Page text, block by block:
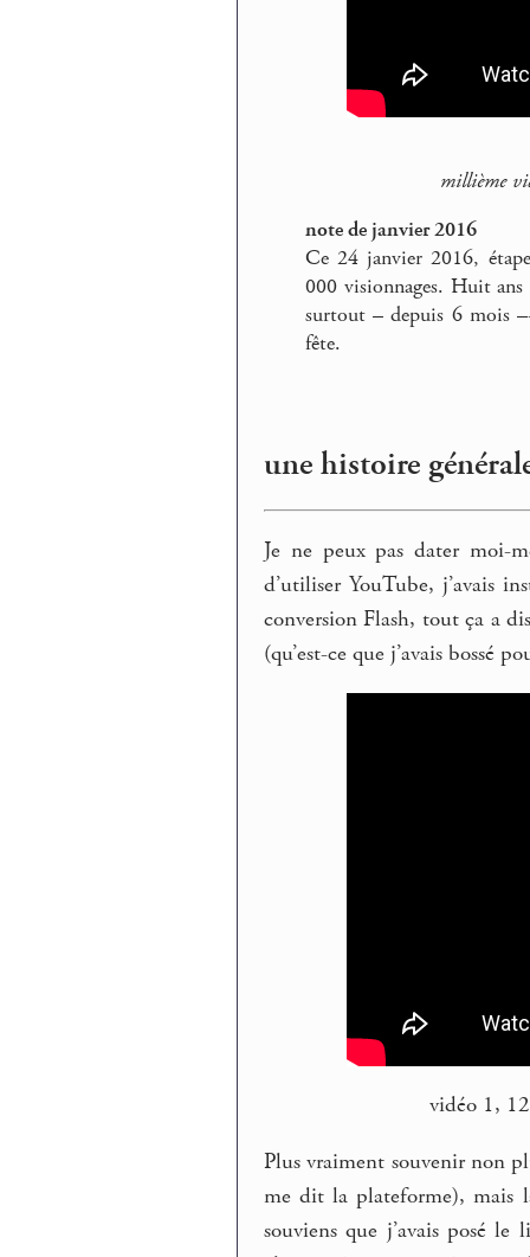
millième
note de janvier 2016
Ce 24 janvier 2016,
000 visionnages. Huit ans
surtout – depuis 6 mois
fête.
une histoire
Je ne peux pas dater moi-
d’utiliser YouTube, j’avais
conversion Flash, tout ça a
(qu’est-ce que j’avais bossé
vidéo 1,
Plus vraiment souvenir non
me dit la plateforme), mais
souviens que j’avais posé